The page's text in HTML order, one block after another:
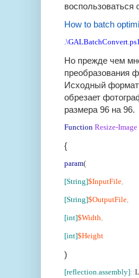
воспользоваться
How to batch
.\
Но прежде чем
преобразования
Исходный формат
обрезает
размера 96 на 96.
Function Resize-Image
{
param(
[String]$InputFile,
[String]$OutputFile,
[int]$Width,
[int]$Height
)
[reflection.assembly]::